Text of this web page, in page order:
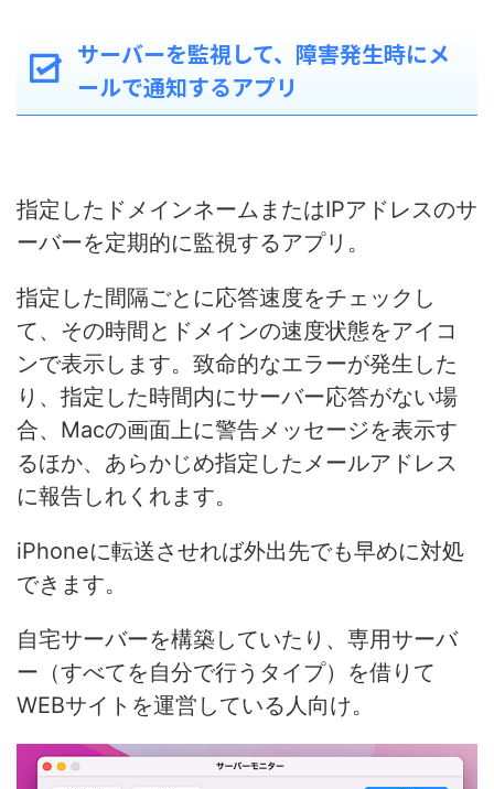
サーバーを監視して、障害発生時にメ
ールで通知するアプリ
指定したドメインネームまたはIPアドレスのサ
ーバーを定期的に監視するアプリ。
指定した間隔ごとに応答速度をチェックし
て、その時間とドメインの速度状態をアイコ
ンで表示します。致命的なエラーが発生した
り、指定した時間内にサーバー応答がない場
合、Macの画面上に警告メッセージを表示す
るほか、あらかじめ指定したメールアドレス
に報告しれくれます。
iPhoneに転送させれば外出先でも早めに対処
できます。
自宅サーバーを構築していたり、専用サーバ
ー（すべてを自分で行うタイプ）を借りて
WEBサイトを運営している人向け。